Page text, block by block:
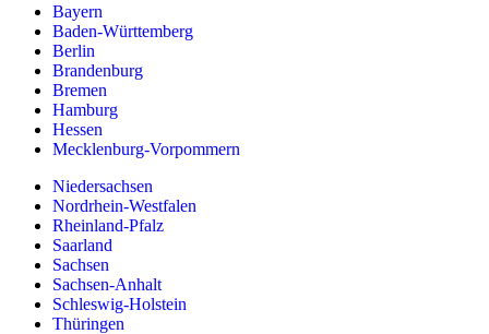
Bayern
Baden-Württemberg
Berlin
Brandenburg
Bremen
Hamburg
Hessen
Mecklenburg-Vorpommern
Niedersachsen
Nordrhein-Westfalen
Rheinland-Pfalz
Saarland
Sachsen
Sachsen-Anhalt
Schleswig-Holstein
Thüringen